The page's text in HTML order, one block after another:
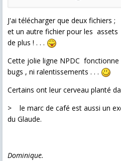
J'ai télécharger que deux fichiers
et un autre fichier pour les
de plus ! . . .
Cette jolie ligne NPDC
bugs , ni ralentissements . . .
Certains ont leur cerveau planté
> le marc de café est aussi un
du Glaude.
Dominique.